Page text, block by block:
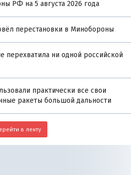
РФ на 5 августа 2026 года
перестановки в Минобороны
перехватила ни одной российской
практически все свои
ракеты большой дальности
в ленту